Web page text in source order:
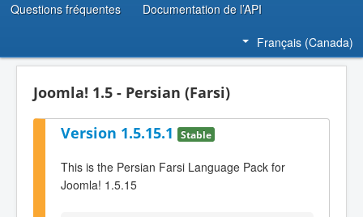
Questions fréquentes Documentation de l’API
Français (Canada)
Joomla! 1.5 - Persian (Farsi)
Version 1.5.15.1 Stable
This is the Persian Farsi Language Pack for
Joomla! 1.5.15